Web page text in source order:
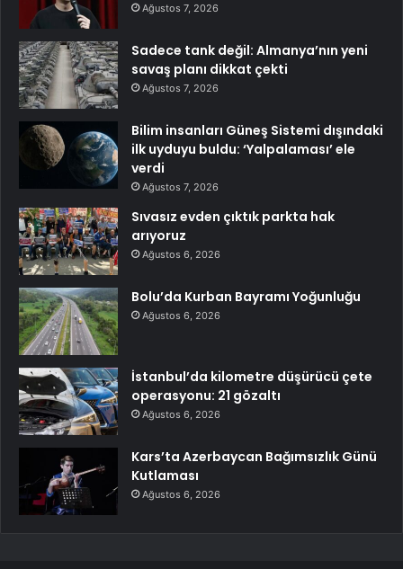
Ağustos 7, 2026
Sadece tank değil: Almanya’nın yeni
savaş planı dikkat çekti
Ağustos 7, 2026
Bilim insanları Güneş Sistemi dışındaki
ilk uyduyu buldu: ‘Yalpalaması’ ele
verdi
Ağustos 7, 2026
Sıvasız evden çıktık parkta hak
arıyoruz
Ağustos 6, 2026
Bolu’da Kurban Bayramı Yoğunluğu
Ağustos 6, 2026
İstanbul’da kilometre düşürücü çete
operasyonu: 21 gözaltı
Ağustos 6, 2026
Kars’ta Azerbaycan Bağımsızlık Günü
Kutlaması
Ağustos 6, 2026